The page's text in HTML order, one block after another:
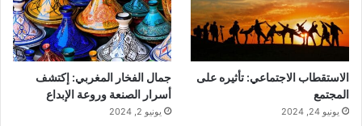
يدركها الشخص بشكل واعٍ
ولكنها تؤثر في أفكاره
وسلوكياته. وفقًا لفرويد، يشمل اللاوعي أفكارًا
ورغبات مكبوتة تتعلق بذكريات أو دوافع غير مقبولة
اجتماعيًا أو أخلاقيًا
الاستقطاب الاجتماعي: تأثيره على
المجتمع
يونيو 24, 2024
جمال الفخار المغربي: إكتشف
أسرار الصنعة وروعة الإبداع
يونيو 2, 2024